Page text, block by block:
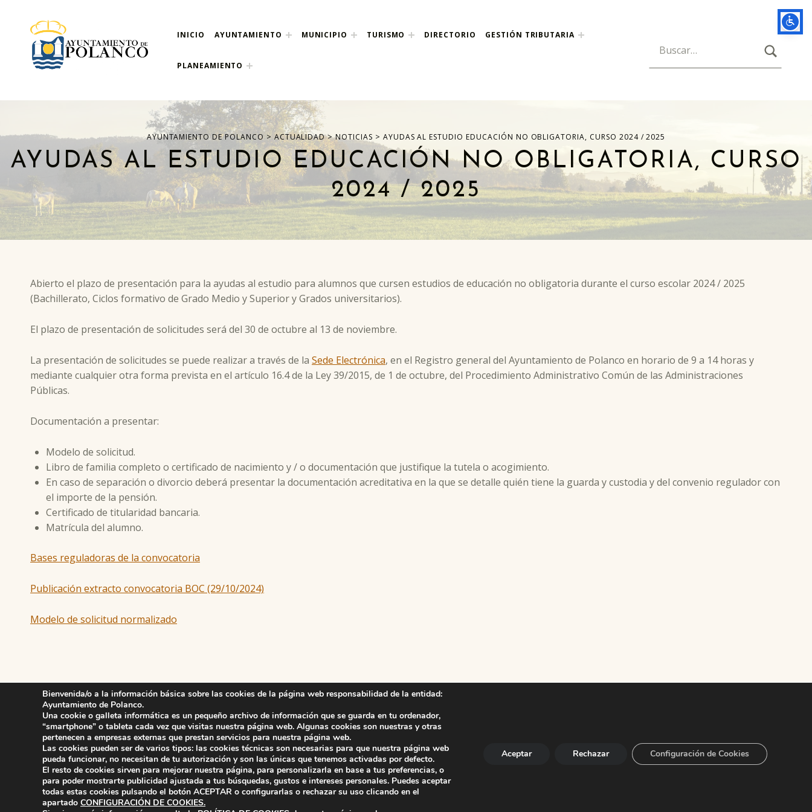
ayuntamiento de polanco
AYUNTAMIENTO DE POLANCO
INICIO AYUNTAMIENTO MUNICIPIO TURISMO DIRECTORIO GESTIÓN TRIBUTARIA
PLANEAMIENTO
Búsqueda para:
AYUNTAMIENTO DE POLANCO> ACTUALIDAD>NOTICIAS > AYUDAS AL ESTUDIO EDUCACIÓN NO OBLIGATORIA, CURSO 2024 / 2025
AYUDAS AL ESTUDIO EDUCACIÓN NO OBLIGATORIA, CURSO
2024 / 2025
Abierto el plazo de presentación para la ayudas al estudio para alumnos que cursen estudios de educación no obligatoria durante el curso escolar 2024 / 2025
(Bachillerato, Ciclos formativo de Grado Medio y Superior y Grados universitarios).
El plazo de presentación de solicitudes será del 30 de octubre al 13 de noviembre.
La presentación de solicitudes se puede realizar a través de la Sede Electrónica, en el Registro general del Ayuntamiento de Polanco en horario de 9 a 14 horas y
mediante cualquier otra forma prevista en el artículo 16.4 de la Ley 39/2015, de 1 de octubre, del Procedimiento Administrativo Común de las Administraciones
Públicas.
Documentación a presentar:
Modelo de solicitud.
Libro de familia completo o certificado de nacimiento y / o documentación que justifique la tutela o acogimiento.
En caso de separación o divorcio deberá presentar la documentación acreditativa en la que se detalle quién tiene la guarda y custodia y del convenio regulador con
el importe de la pensión.
Certificado de titularidad bancaria.
Matrícula del alumno.
Bases reguladoras de la convocatoria
Publicación extracto convocatoria BOC (29/10/2024)
Modelo de solicitud normalizado
ayuntamiento de polanco
AYUNTAMIENTO DE POLANCO
Ayuntamiento de Polanco. La iglesia R-29 39313 Polanco Cantabria.
info@aytopolanco.org
Compromiso con la Protección de Datos Personales-Política de Cookies
Facebook
TwitterYouTube
Bienvenida/o a la información básica sobre las cookies de la página web responsabilidad de la entidad:
Ayuntamiento de Polanco.
Una cookie o galleta informática es un pequeño archivo de información que se guarda en tu ordenador,
“smartphone” o tableta cada vez que visitas nuestra página web. Algunas cookies son nuestras y otras
pertenecen a empresas externas que prestan servicios para nuestra página web.
Las cookies pueden ser de varios tipos: las cookies técnicas son necesarias para que nuestra página web
pueda funcionar, no necesitan de tu autorización y son las únicas que tenemos activadas por defecto.
El resto de cookies sirven para mejorar nuestra página, para personalizarla en base a tus preferencias, o
para poder mostrarte publicidad ajustada a tus búsquedas, gustos e intereses personales. Puedes aceptar
todas estas cookies pulsando el botón ACEPTAR o configurarlas o rechazar su uso clicando en el
apartado CONFIGURACIÓN DE COOKIES.
Aceptar Rechazar Configuración de Cookies